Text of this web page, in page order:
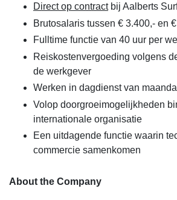
Direct op contractbij Aalberts
Brutosalaris tussen € 3.400,- en
Fulltime functie van 40 uur per
Reiskostenvergoeding volgens
de werkgever
Werken in dagdienst van
Volop doorgroeimogelijkheden
internationale organisatie
Een uitdagende functie waarin
commercie samenkomen
About the Company